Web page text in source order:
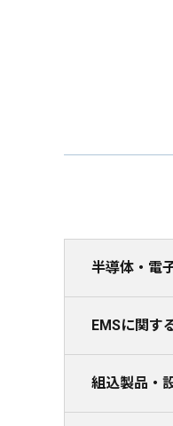
半導体・電
EMSに関す
組込製品・